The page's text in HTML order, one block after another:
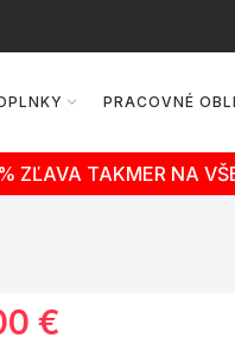
PRACOVNÉ
ZĽAVA TAKMER NA
€